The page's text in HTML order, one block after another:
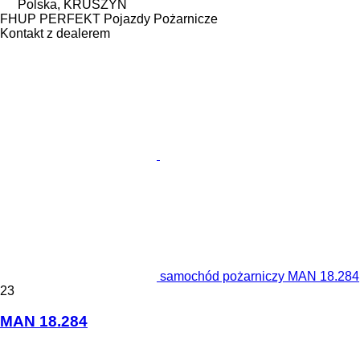
Polska, KRUSZYN
FHUP PERFEKT Pojazdy Pożarnicze
Kontakt z dealerem
samochód pożarniczy MAN 18.284
23
MAN 18.284